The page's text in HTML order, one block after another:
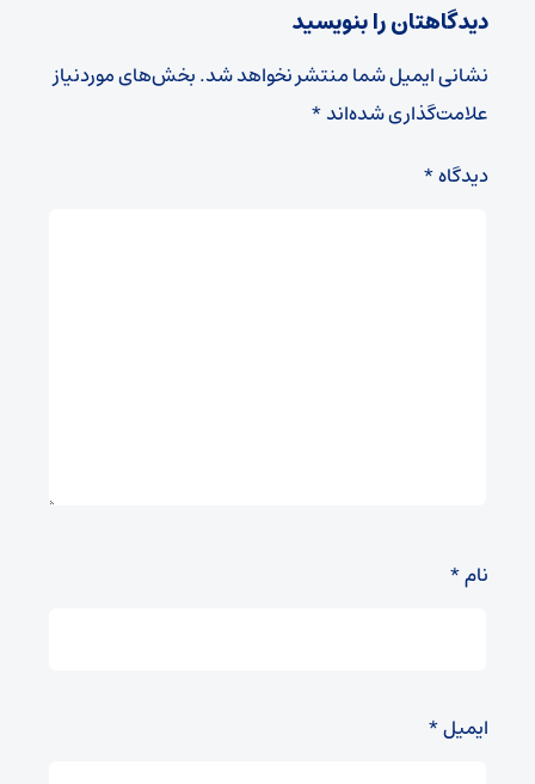
دیدگاهتان را بنویسید
نشانی ایمیل شما منتشر نخواهد شد.بخش‌های موردنیاز
علامت‌گذاری شده‌اند*
دیدگاه*
نام*
ایمیل*